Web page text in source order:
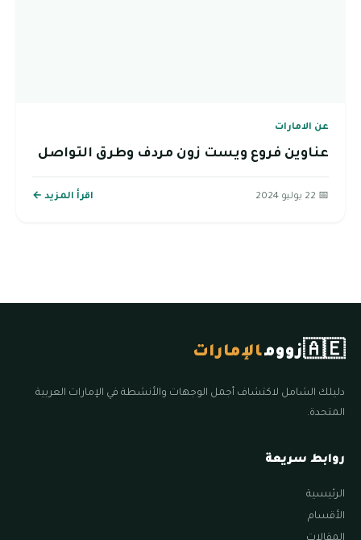
عن الامارات
عناوين فروع ويست زون مردف وطرق التواصل
📅 22 يوليو 2024 اقرأ المزيد ←
🇦🇪زوومالإمارات
دليلك الشامل لاكتشاف أجمل الوجهات والأنشطة في الإمارات العربية
المتحدة.
روابط سريعة
الرئيسية
الأقسام